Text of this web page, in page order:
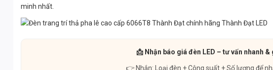
minh nhất.
📩 Nhận báo giá đèn LED – tư vấn nhanh
👉 Nhắn: Loại đèn + Công suất + Số lượng để